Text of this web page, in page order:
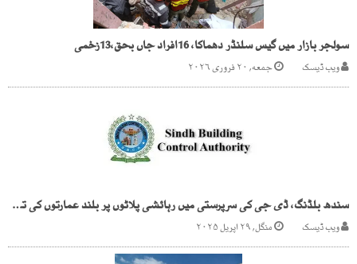
سولجر بازار میں گیس سلنڈر دھماکا، 16افراد جاں بحق،13زخمی
ویب ڈیسک جمعه, ۲۰ فروری ۲۰۲۶
سندھ بلڈنگ، ڈی جی کی سرپرستی میں رہائشی پلاٹوں پر بلند عمارتوں کی تعمیر
ویب ڈیسک منگل, ۲۹ اپریل ۲۰۲۵